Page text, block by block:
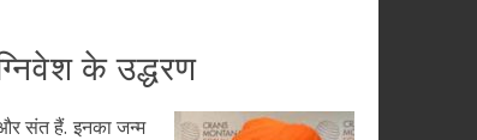
के उद्धरण
और संत हैं. इनका जन्म